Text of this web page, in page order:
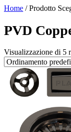
Home / Prodotto
PVD
Visualizzazione di 5